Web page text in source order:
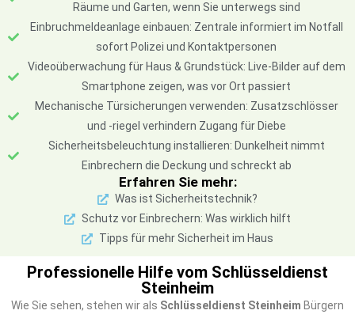
Räume und Garten, wenn Sie unterwegs sind
Einbruchmeldeanlage einbauen: Zentrale informiert im Notfall
sofort Polizei und Kontaktpersonen
Videoüberwachung für Haus & Grundstück: Live-Bilder auf dem
Smartphone zeigen, was vor Ort passiert
Mechanische Türsicherungen verwenden: Zusatzschlösser
und -riegel verhindern Zugang für Diebe
Sicherheitsbeleuchtung installieren: Dunkelheit nimmt
Einbrechern die Deckung und schreckt ab
Erfahren Sie mehr:
Was ist Sicherheitstechnik?
Schutz vor Einbrechern: Was wirklich hilft
Tipps für mehr Sicherheit im Haus
Professionelle Hilfe vom Schlüsseldienst
Steinheim
Wie Sie sehen, stehen wir als Schlüsseldienst Steinheim Bürgern